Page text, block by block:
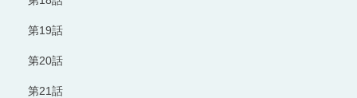
第19話
第20話
第21話